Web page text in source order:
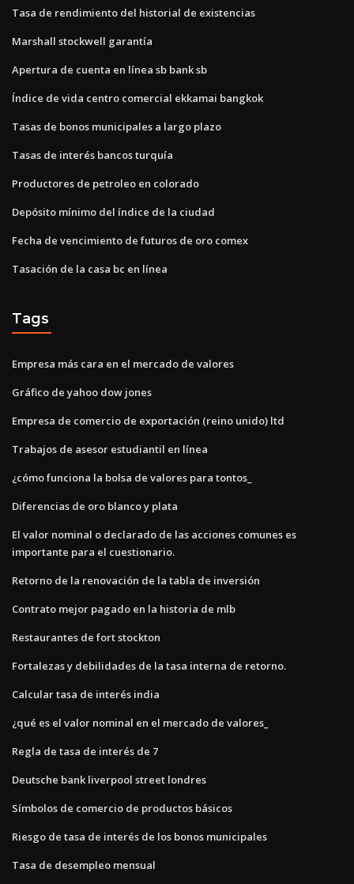
Tasa de rendimiento del historial de existencias
Marshall stockwell garantía
Apertura de cuenta en línea sb bank sb
Índice de vida centro comercial ekkamai bangkok
Tasas de bonos municipales a largo plazo
Tasas de interés bancos turquía
Productores de petroleo en colorado
Depósito mínimo del índice de la ciudad
Fecha de vencimiento de futuros de oro comex
Tasación de la casa bc en línea
Tags
Empresa más cara en el mercado de valores
Gráfico de yahoo dow jones
Empresa de comercio de exportación (reino unido) ltd
Trabajos de asesor estudiantil en línea
¿cómo funciona la bolsa de valores para tontos_
Diferencias de oro blanco y plata
El valor nominal o declarado de las acciones comunes es
importante para el cuestionario.
Retorno de la renovación de la tabla de inversión
Contrato mejor pagado en la historia de mlb
Restaurantes de fort stockton
Fortalezas y debilidades de la tasa interna de retorno.
Calcular tasa de interés india
¿qué es el valor nominal en el mercado de valores_
Regla de tasa de interés de 7
Deutsche bank liverpool street londres
Símbolos de comercio de productos básicos
Riesgo de tasa de interés de los bonos municipales
Tasa de desempleo mensual